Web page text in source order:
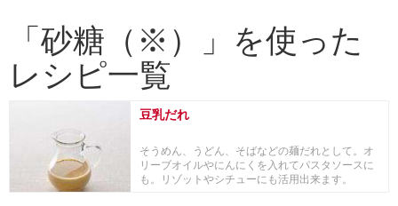
「砂糖（※）」を使った
レシピ一覧
豆乳だれ
そうめん、うどん、そばなどの麺だれとして。オ
リーブオイルやにんにくを入れてパスタソースに
も。リゾットやシチューにも活用出来ます。